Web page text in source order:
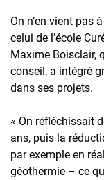
On n’en vient pas
celui de l’école
Maxime Boisclair,
conseil, a intégré
dans ses projets.
« On réfléchissait
ans, puis la
par exemple en
géothermie – ce